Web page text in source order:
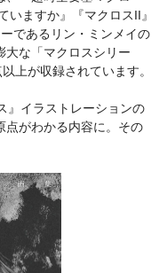
いますか』『マクロスII』
であるリン・ミンメイの
大な「マクロスシリー
上が収録されています。
』イラストレーションの
点がわかる内容に。その